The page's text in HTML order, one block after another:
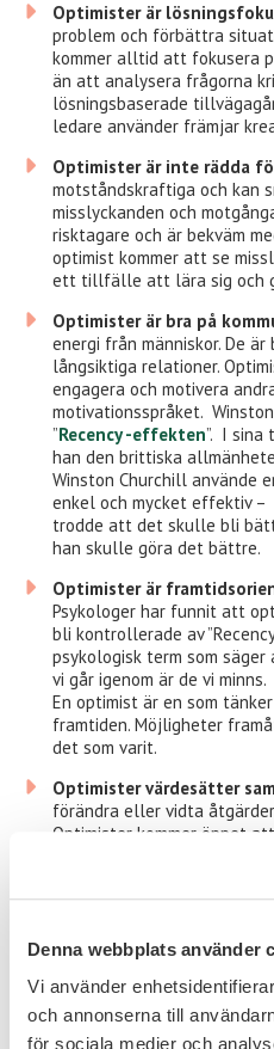
Denna webbplats använder
Vi använder
och annonserna till
för sociala medier och
Optimister är
problem och förbättra
kommer alltid att fokusera
än att analysera frågorna
lösningsbaserade
ledare använder främjar
Optimister är inte rädda
motståndskraftiga och kan
misslyckanden och
risktagare och är bekväm
optimist kommer att se
ett tillfälle att lära sig och
Optimister är bra på
energi från människor. De
långsiktiga relationer.
engagera och motivera
motivationsspråket.
”Recency -effekten”. I sina
han den brittiska
Winston Churchill använde
enkel och mycket effektiv –
trodde att det skulle bli
han skulle göra det bättre.
Optimister är
Psykologer har funnit att
bli kontrollerade av
psykologisk term som
vi går igenom är de vi minns.
En optimist är en som
framtiden. Möjligheter
det som varit.
Optimister värdesätter
förändra eller vidta
Optimister kommer öppet
med andra för att de ska
beslutsprocessen. En
team engagerade och att
Optimistiska ledare är
som vi på Signpost alltid
vi lyckas? Boka ett möte idag